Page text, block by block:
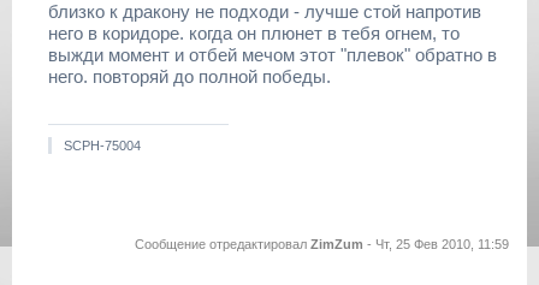
близко к дракону не подходи - лучше стой напротив
него в коридоре. когда он плюнет в тебя огнем, то
выжди момент и отбей мечом этот "плевок" обратно в
него. повторяй до полной победы.
SCPH-75004
Сообщение отредактировал ZimZum - Чт, 25 Фев 2010, 11:59